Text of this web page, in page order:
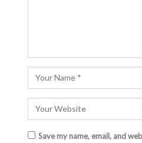
Save my name, email, and